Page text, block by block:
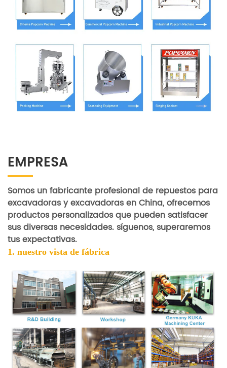
EMPRESA
Somos un fabricante profesional de repuestos para
excavadoras y excavadoras en China, ofrecemos
productos personalizados que pueden satisfacer
sus diversas necesidades. síguenos, superaremos
tus expectativas.
1. nuestro vista de fábrica